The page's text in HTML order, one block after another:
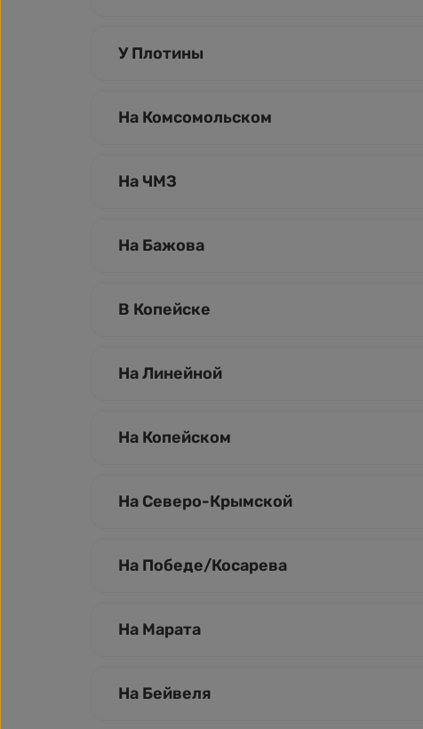
У Плотины
На Комсомольском
На ЧМЗ
На Бажова
В Копейске
На Линейной
На Копейском
На Северо-Крымской
На Победе/Косарева
На Марата
На Бейвеля